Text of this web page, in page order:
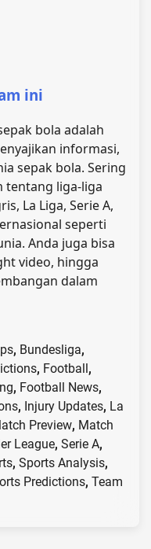
ini
bola adalah
informasi,
sepak bola. Sering
tentang liga-liga
La Liga, Serie A,
seperti
Anda juga bisa
video, hingga
dalam
, Bundesliga,
, Football ,
, Football News,
, Injury Updates, La
Preview, Match
League, Serie A,
, Sports Analysis,
Predictions, Team